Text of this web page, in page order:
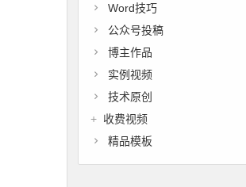
Word技巧
公众号投稿
博主作品
实例视频
技术原创
收费视频
精品模板